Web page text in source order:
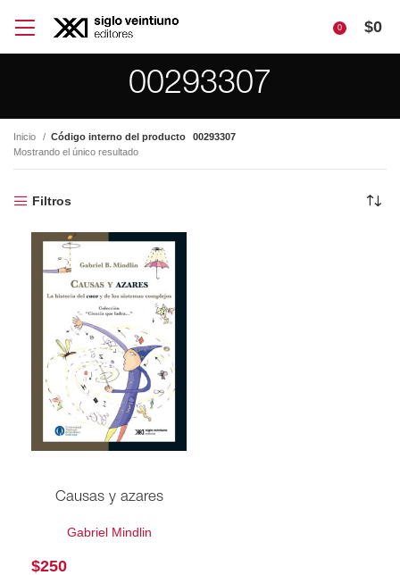
0 $0
00293307
Inicio Código interno del producto
00293307
Mostrando el único resultado
Filtros
Causas y azares
Gabriel Mindlin
$250